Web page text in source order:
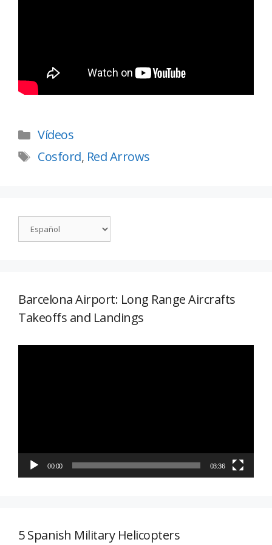
Vídeos
Cosford, Red Arrows
Barcelona Airport: Long Range Aircrafts
Takeoffs and Landings
00:00 03:36
5 Spanish Military Helicopters